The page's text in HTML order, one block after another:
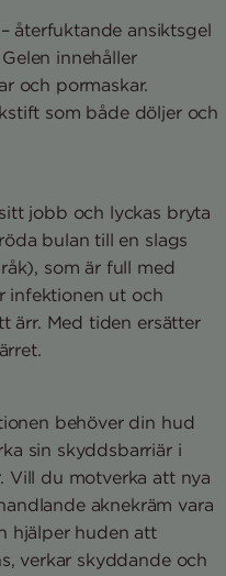
återfuktande ansiktsgel
innehåller
och pormaskar.
som både döljer och
jobb och lyckas bryta
bulan till en slags
som är full med
infektionen ut och
ärr. Med tiden ersätter
behöver din hud
sin skyddsbarriär i
Vill du motverka att nya
aknekräm vara
hjälper huden att
verkar skyddande och